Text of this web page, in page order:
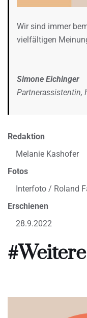
Wir sind immer
vielfältigen
Simone Eichinger
Partnerassistentin,
Redaktion
Melanie Kashofer
Fotos
Interfoto / Roland
Erschienen
28.9.2022